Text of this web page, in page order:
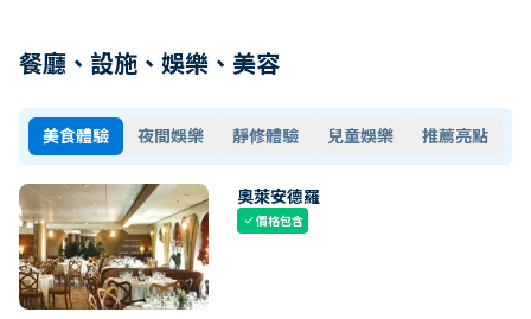
餐廳、設施、娛樂、美容
美食體驗 夜間娛樂 靜修體驗 兒童娛樂 推薦亮點
奧萊安德羅
check價格包含